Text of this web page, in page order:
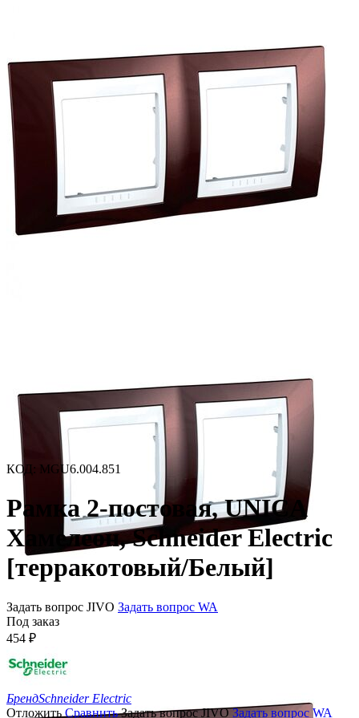
КОД: MGU6.004.851
Рамка 2-постовая, UNICA
Хамелеон, Schneider Electric
[терракотовый/Белый]
Задать вопрос JIVO Задать вопрос WA
Под заказ
454 ₽
БрендSchneider Electric
Отложить СравнитьЗадать вопрос JIVO Задать вопрос WA